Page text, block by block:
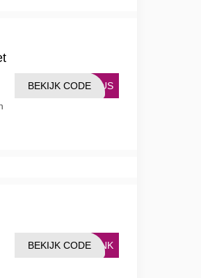
ONUS
BEKIJK CODE
LINK
BEKIJK CODE